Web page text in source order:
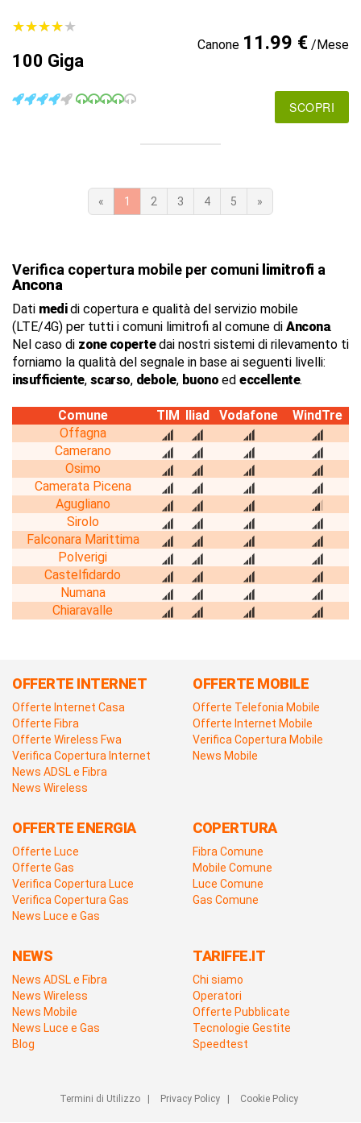
★★★★★
★★★★★
100 Giga
Canone 11.99 €/Mese
SCOPRI
« 1 2 3 4 5 »
Verifica copertura mobile per comuni limitrofi a
Ancona
Dati medidi copertura e qualità del servizio mobile
(LTE/4G) per tutti i comuni limitrofi al comune di Ancona.
Nel caso di zone copertedai nostri sistemi di rilevamento ti
forniamo la qualità del segnale in base ai seguenti livelli:
insufficiente, scarso, debole, buono ed eccellente.
Comune TIM Iliad Vodafone
WindTre
Offagna
Camerano
Osimo
Camerata Picena
Agugliano
Sirolo
Falconara Marittima
Polverigi
Castelfidardo
Numana
Chiaravalle
OFFERTE INTERNET
Offerte Internet Casa
Offerte Fibra
Offerte Wireless Fwa
Verifica Copertura Internet
News ADSL e Fibra
News Wireless
OFFERTE MOBILE
Offerte Telefonia Mobile
Offerte Internet Mobile
Verifica Copertura Mobile
News Mobile
OFFERTE ENERGIA
Offerte Luce
Offerte Gas
Verifica Copertura Luce
Verifica Copertura Gas
News Luce e Gas
COPERTURA
Fibra Comune
Mobile Comune
Luce Comune
Gas Comune
NEWS
News ADSL e Fibra
News Wireless
News Mobile
News Luce e Gas
Blog
TARIFFE.IT
Chi siamo
Operatori
Offerte Pubblicate
Tecnologie Gestite
Speedtest
Termini di Utilizzo| Privacy Policy| Cookie Policy